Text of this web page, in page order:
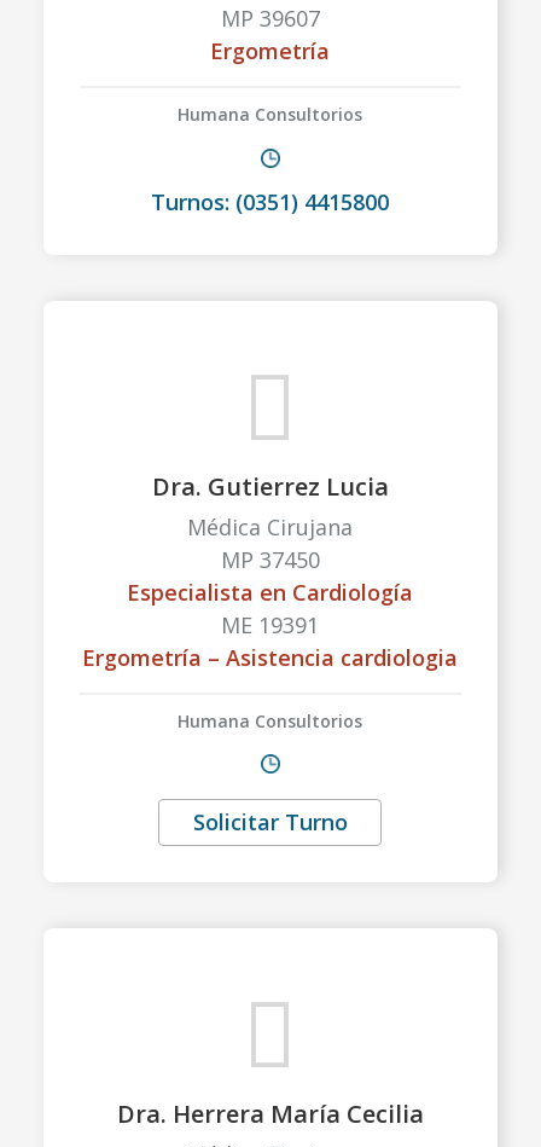
MP 39607
Ergometría
Humana Consultorios
Turnos: (0351) 4415800
Dra. Gutierrez Lucia
Médica Cirujana
MP 37450
Especialista en Cardiología
ME 19391
Ergometría – Asistencia cardiologia
Humana Consultorios
Solicitar Turno
Dra. Herrera María Cecilia